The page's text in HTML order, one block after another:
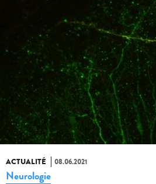
ACTUALITÉ 08.06.2021
Neurologie